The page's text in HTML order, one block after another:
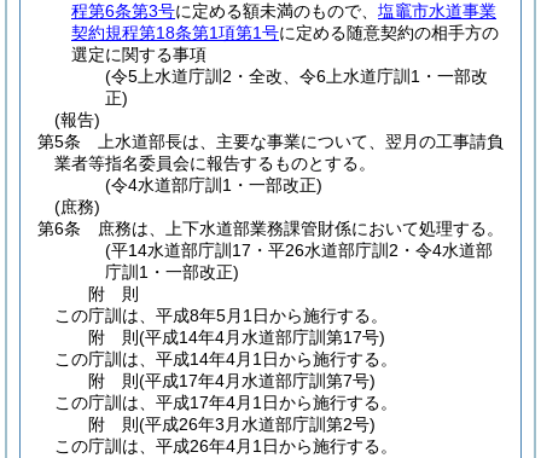
程第6条第3号に定める額未満のもので、 塩竈市水道事業
契約規程第18条第1項第1号に定める随意契約の相手方の
選定に関する事項
(令5上水道庁訓2・全改、令6上水道庁訓1・一部改
正)
(報告)
第5条
上水道部長は、主要な事業について、翌月の工事請負
業者等指名委員会に報告するものとする。
(令4水道部庁訓1・一部改正)
(庶務)
第6条
庶務は、上下水道部業務課管財係において処理する。
(平14水道部庁訓17・平26水道部庁訓2・令4水道部
庁訓1・一部改正)
附 則
この庁訓は、平成8年5月1日から施行する。
附 則(平成14年4月水道部庁訓第17号)
この庁訓は、平成14年4月1日から施行する。
附 則(平成17年4月水道部庁訓第7号)
この庁訓は、平成17年4月1日から施行する。
附 則(平成26年3月水道部庁訓第2号)
この庁訓は、平成26年4月1日から施行する。